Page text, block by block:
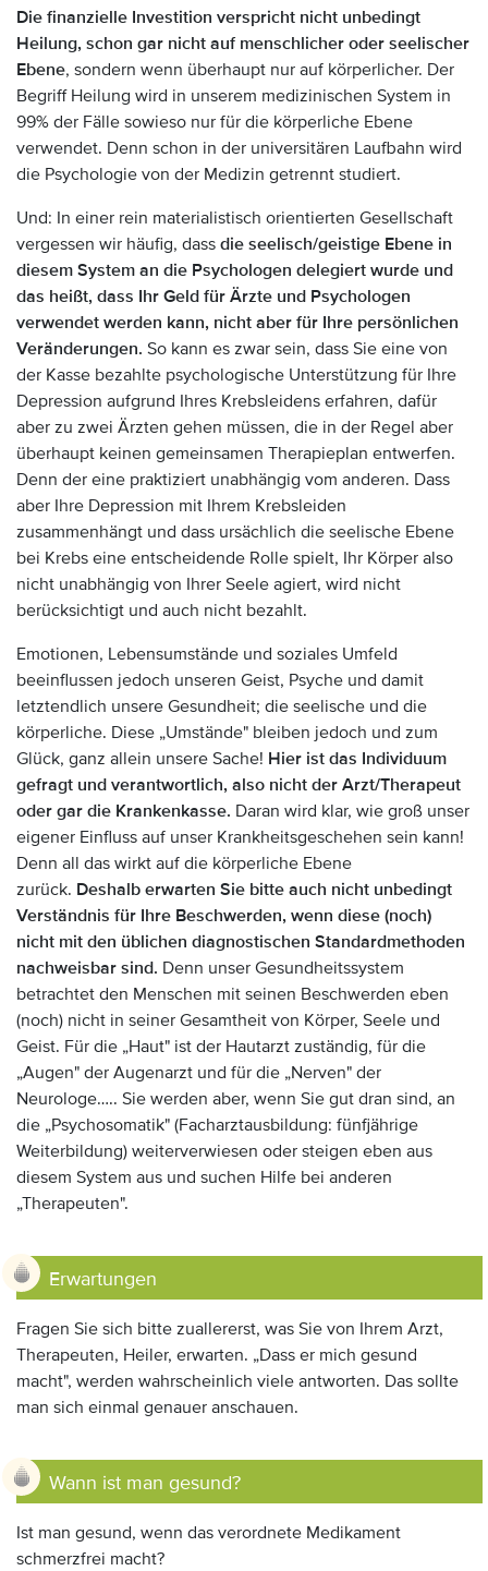
Die finanzielle Investition verspricht nicht unbedingt
Heilung, schon gar nicht auf menschlicher oder seelischer
Ebene, sondern wenn überhaupt nur auf körperlicher. Der
Begriff Heilung wird in unserem medizinischen System in
99% der Fälle sowieso nur für die körperliche Ebene
verwendet. Denn schon in der universitären Laufbahn wird
die Psychologie von der Medizin getrennt studiert.
Und: In einer rein materialistisch orientierten Gesellschaft
vergessen wir häufig, dass die seelisch/geistige Ebene in
diesem System an die Psychologen delegiert wurde und
das heißt, dass Ihr Geld für Ärzte und Psychologen
verwendet werden kann, nicht aber für Ihre persönlichen
Veränderungen. So kann es zwar sein, dass Sie eine von
der Kasse bezahlte psychologische Unterstützung für Ihre
Depression aufgrund Ihres Krebsleidens erfahren, dafür
aber zu zwei Ärzten gehen müssen, die in der Regel aber
überhaupt keinen gemeinsamen Therapieplan entwerfen.
Denn der eine praktiziert unabhängig vom anderen. Dass
aber Ihre Depression mit Ihrem Krebsleiden
zusammenhängt und dass ursächlich die seelische Ebene
bei Krebs eine entscheidende Rolle spielt, Ihr Körper also
nicht unabhängig von Ihrer Seele agiert, wird nicht
berücksichtigt und auch nicht bezahlt.
Emotionen, Lebensumstände und soziales Umfeld
beeinflussen jedoch unseren Geist, Psyche und damit
letztendlich unsere Gesundheit; die seelische und die
körperliche. Diese „Umstände" bleiben jedoch und zum
Glück, ganz allein unsere Sache! Hier ist das Individuum
gefragt und verantwortlich, also nicht der Arzt/Therapeut
oder gar die Krankenkasse. Daran wird klar, wie groß unser
eigener Einfluss auf unser Krankheitsgeschehen sein kann!
Denn all das wirkt auf die körperliche Ebene
zurück. Deshalb erwarten Sie bitte auch nicht unbedingt
Verständnis für Ihre Beschwerden, wenn diese (noch)
nicht mit den üblichen diagnostischen Standardmethoden
nachweisbar sind. Denn unser Gesundheitssystem
betrachtet den Menschen mit seinen Beschwerden eben
(noch) nicht in seiner Gesamtheit von Körper, Seele und
Geist. Für die „Haut" ist der Hautarzt zuständig, für die
„Augen" der Augenarzt und für die „Nerven" der
Neurologe….. Sie werden aber, wenn Sie gut dran sind, an
die „Psychosomatik" (Facharztausbildung: fünfjährige
Weiterbildung) weiterverwiesen oder steigen eben aus
diesem System aus und suchen Hilfe bei anderen
„Therapeuten".
Erwartungen
Fragen Sie sich bitte zuallererst, was Sie von Ihrem Arzt,
Therapeuten, Heiler, erwarten. „Dass er mich gesund
macht", werden wahrscheinlich viele antworten. Das sollte
man sich einmal genauer anschauen.
Wann ist man gesund?
Ist man gesund, wenn das verordnete Medikament
schmerzfrei macht?